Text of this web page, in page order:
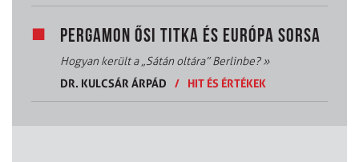
PERGAMON ŐSI TITKA ÉS EURÓPA SORSA
Hogyan került a „Sátán oltára” Berlinbe?»
DR. KULCSÁR ÁRPÁD
/ HIT ÉS ÉRTÉKEK